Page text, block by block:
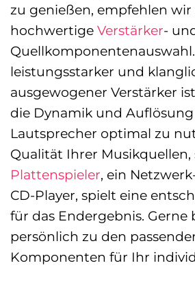
zu genießen, empfehlen wir
hochwertige Verstärker-
leistungsstarker und
ausgewogener Verstärker
die Dynamik und
Lautsprecher optimal zu
Qualität Ihrer Musikquellen,
Plattenspieler, ein
CD-Player, spielt eine
für das Endergebnis. Gerne
persönlich zu den
Komponenten für Ihr